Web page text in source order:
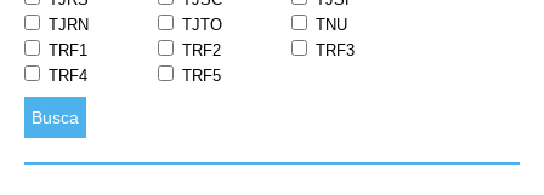
TJRN
TJTO
TNU
TRF1
TRF2
TRF3
TRF4
TRF5
Busca